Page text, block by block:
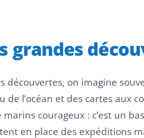
grandes
découvertes, on imagine
l’océan et des cartes aux
courageux : c’est un
en place des expéditions